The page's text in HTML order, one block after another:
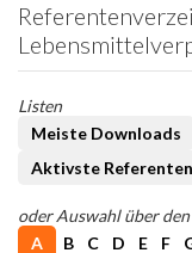
Listen
Meiste Downloads
Aktivste Referenten
oder Auswahl über
A
B C D E F